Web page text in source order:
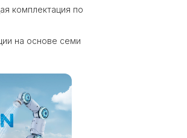
комплектация по
на основе семи